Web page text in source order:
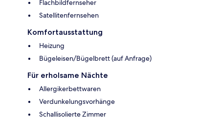
Flachbildfernseher
Satellitenfernsehen
Komfortausstattung
Heizung
Bügeleisen/Bügelbrett (auf Anfrage)
Für erholsame Nächte
Allergikerbettwaren
Verdunkelungsvorhänge
Schallisolierte Zimmer